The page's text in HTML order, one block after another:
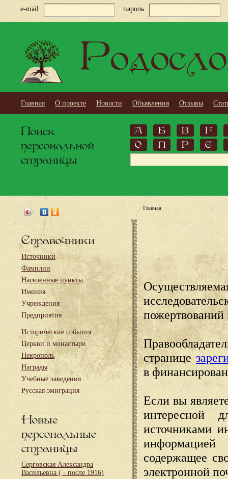
e-mail пароль
Главная О проекте Новости Объявления Отзывы
Поиск
персональной
страницы
А Б В
Г
О
П Р С
Справочники
Источники
Фамилии
Населенные пункты
Имения
Учреждения
Предприятия
Исторические события
Церкви и монастыри
Некрополь
Награды
Учебные заведения
Русская эмиграция
Новые
персональные
страницы
Серговская Александра
Васильевна ( - после 1916)
Главная
пожертвований
странице
в
Если вы
интересной
источниками
содержащее
электронной